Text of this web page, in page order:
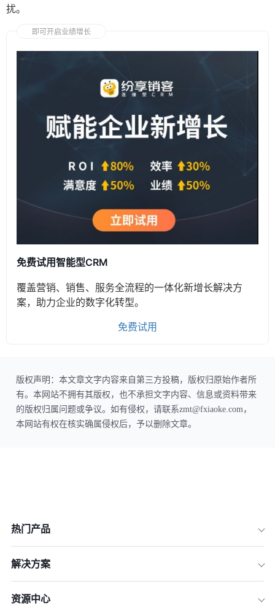
扰。
即可开启业绩增长
免费试用智能型CRM
覆盖营销、销售、服务全流程的一体化新增长解决方
案，助力企业的数字化转型。
免费试用
版权声明：本文章文字内容来自第三方投稿，版权归原始作者所
有。本网站不拥有其版权，也不承担文字内容、信息或资料带来
的版权归属问题或争议。如有侵权，请联系zmt@fxiaoke.com，
本网站有权在核实确属侵权后，予以删除文章。
热门产品
解决方案
资源中心